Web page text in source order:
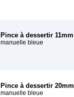
Pince à dessertir 11mm
manuelle bleue
Pince à dessertir 20mm
manuelle bleue